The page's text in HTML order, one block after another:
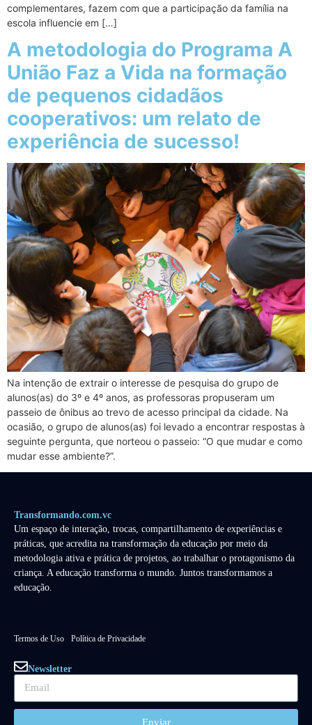
complementares, fazem com que a participação da família na
escola influencie em […]
A metodologia do Programa A
União Faz a Vida na formação
de pequenos cidadãos
cooperativos: um relato de
experiência de sucesso!
Na intenção de extrair o interesse de pesquisa do grupo de
alunos(as) do 3º e 4º anos, as professoras propuseram um
passeio de ônibus ao trevo de acesso principal da cidade. Na
ocasião, o grupo de alunos(as) foi levado a encontrar respostas à
seguinte pergunta, que norteou o passeio: “O que mudar e como
mudar esse ambiente?”.
Transformando.com.vc
Um espaço de interação, trocas, compartilhamento de experiências e
práticas, que acredita na transformação da educação por meio da
metodologia ativa e prática de projetos, ao trabalhar o protagonismo da
criança. A educação transforma o mundo. Juntos transformamos a
educação.
Termos de Uso Política de Privacidade
Newsletter
Enviar